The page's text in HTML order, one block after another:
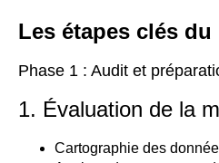
Les étapes clés
Phase 1 : Audit et
1. Évaluation de la
Cartographie des